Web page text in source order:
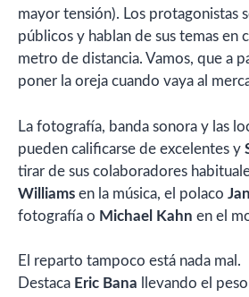
mayor tensión). Los protagonistas
públicos y hablan de sus temas en
metro de distancia. Vamos, que a
poner la oreja cuando vaya al
La fotografía, banda sonora y las
pueden calificarse de excelentes y
tirar de sus colaboradores
Williams en la música, el polaco
fotografía o Michael Kahn en el
El reparto tampoco está nada mal.
Destaca Eric Bana
llevando el